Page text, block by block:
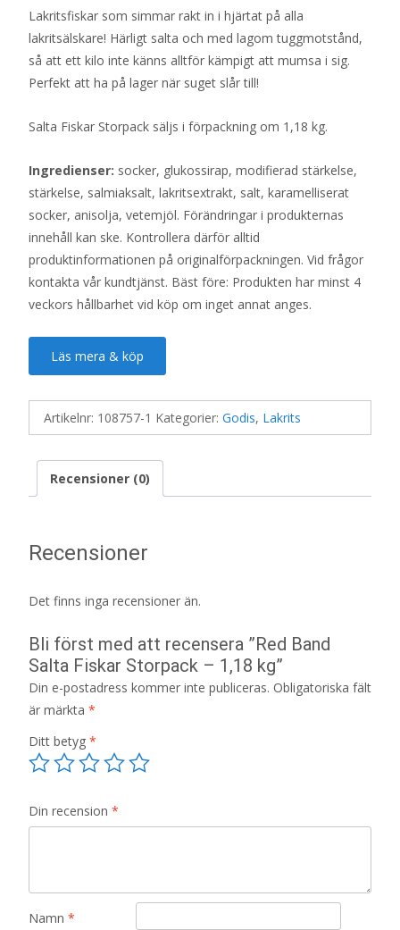
Lakritsfiskar som simmar rakt in i hjärtat på alla
lakritsälskare! Härligt salta och med lagom tuggmotstånd,
så att ett kilo inte känns alltför kämpigt att mumsa i sig.
Perfekt att ha på lager när suget slår till!
Salta Fiskar Storpack säljs i förpackning om 1,18 kg.
Ingredienser: socker, glukossirap, modifierad stärkelse,
stärkelse, salmiaksalt, lakritsextrakt, salt, karamelliserat
socker, anisolja, vetemjöl. Förändringar i produkternas
innehåll kan ske. Kontrollera därför alltid
produktinformationen på originalförpackningen. Vid frågor
kontakta vår kundtjänst. Bäst före: Produkten har minst 4
veckors hållbarhet vid köp om inget annat anges.
Läs mera & köp
Artikelnr: 108757-1 Kategorier: Godis, Lakrits
Recensioner (0)
Recensioner
Det finns inga recensioner än.
Bli först med att recensera ”Red Band
Salta Fiskar Storpack – 1,18 kg”
Din e-postadress kommer inte publiceras. Obligatoriska fält
är märkta *
Ditt betyg *
Din recension *
Namn *